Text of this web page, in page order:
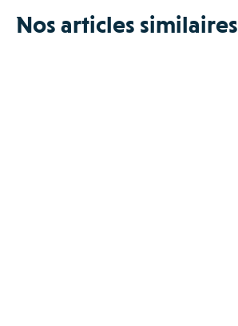
Nos articles similaires